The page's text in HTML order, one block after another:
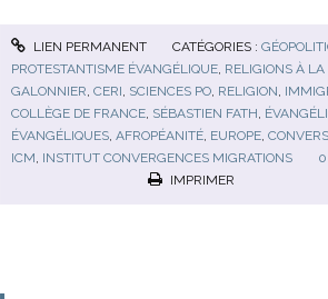
LIEN PERMANENT CATÉGORIES :
PROTESTANTISME ÉVANGÉLIQUE, RELIGIONS À LA
GALONNIER, CERI, SCIENCES PO, RELIGION,
COLLÈGE DE FRANCE, SÉBASTIEN FATH,
ÉVANGÉLIQUES, AFROPÉANITÉ, EUROPE,
ICM, INSTITUT CONVERGENCES MIGRATIONS 0
IMPRIMER